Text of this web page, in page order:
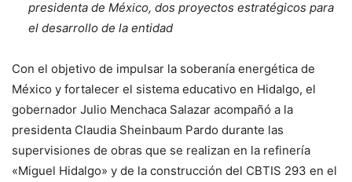
presidenta de México, dos proyectos estratégicos para
el desarrollo de la entidad
Con el objetivo de impulsar la soberanía energética de
México y fortalecer el sistema educativo en Hidalgo, el
gobernador Julio Menchaca Salazar acompañó a la
presidenta Claudia Sheinbaum Pardo durante las
supervisiones de obras que se realizan en la refinería
«Miguel Hidalgo» y de la construcción del CBTIS 293 en el